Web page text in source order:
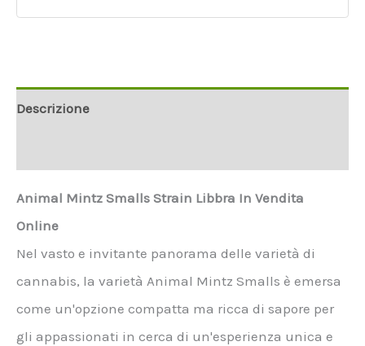
Sale
Descrizione
Animal Mintz Smalls Strain Libbra In Vendita
Online
Nel vasto e invitante panorama delle varietà di
cannabis, la varietà Animal Mintz Smalls è emersa
come un'opzione compatta ma ricca di sapore per
gli appassionati in cerca di un'esperienza unica e